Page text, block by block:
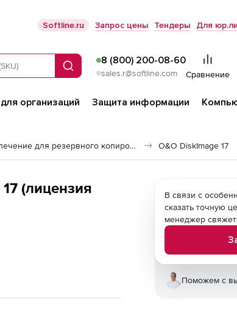
Softline.ru Запрос цены Тендеры Для
Поиск
8 (800) 200-08-60
sales.r@softline.com Сравнение
организаций Защита информации
Программное обеспечение для резервного копирования O&O DiskImage 17
(лицензия
В связи с
сказать точную
менеджер
Поможем с